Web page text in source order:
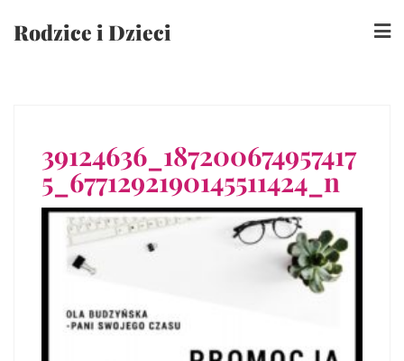
Rodzice i Dzieci
39124636_187200674957417
5_6771292190145511424_n